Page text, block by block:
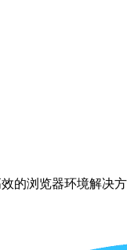
的浏览器环境解决方